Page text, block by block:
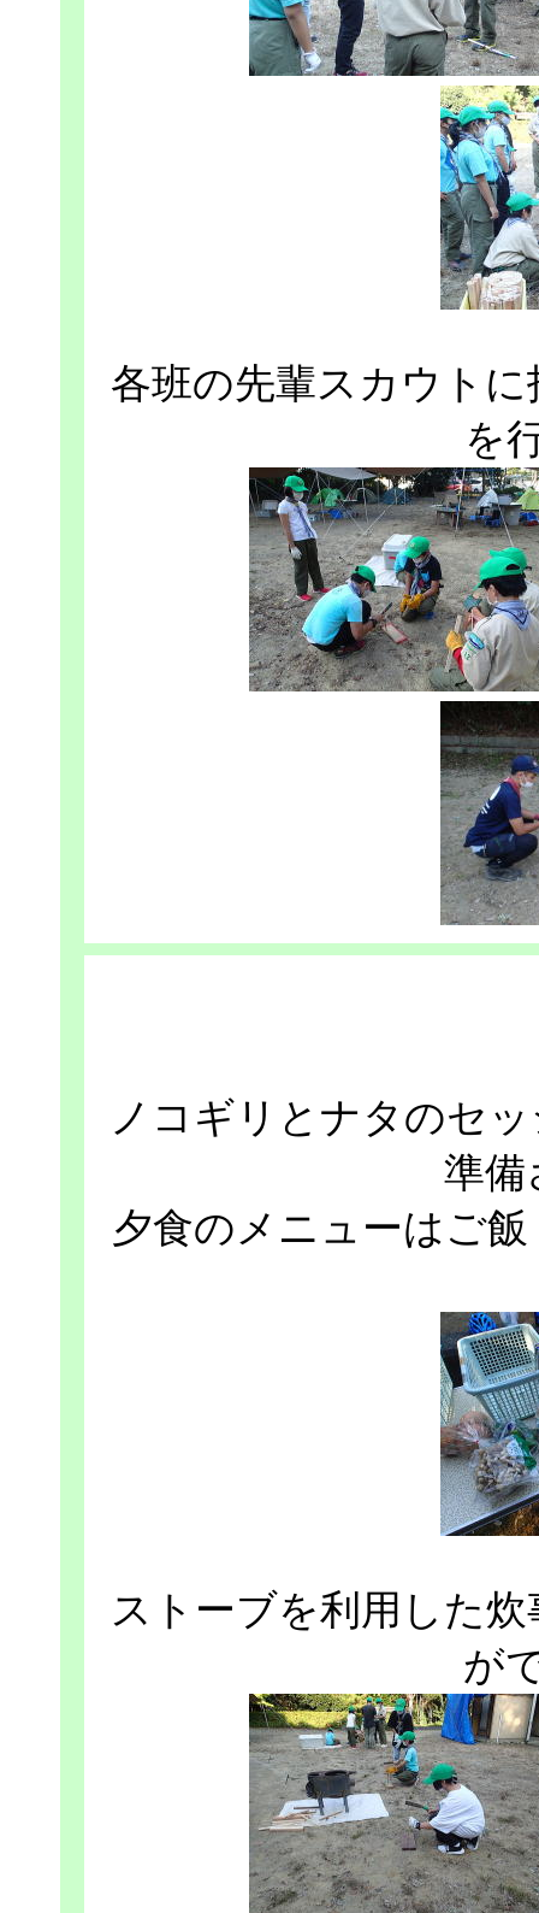
各班の先輩スカウト
を
ノコギリとナタのセ
準備
夕食のメニューはご
ストーブを利用した
が